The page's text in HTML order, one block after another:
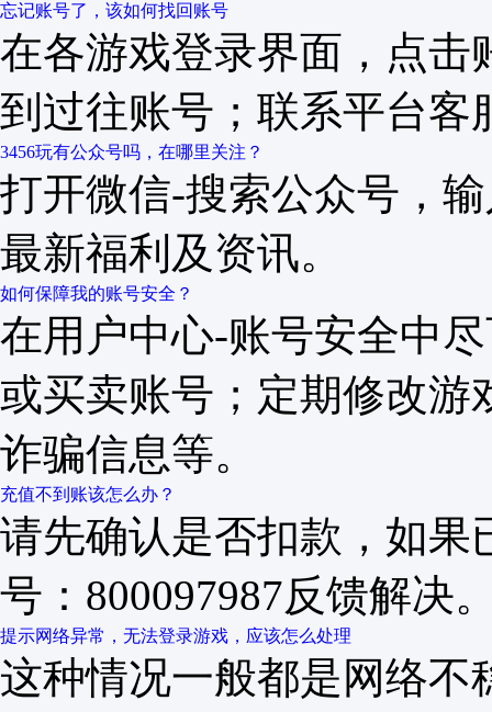
忘记账号了，该如何找回账号
在各游戏登录界面，点击
到过往账号；联系平台客
3456玩有公众号吗，在哪里关注？
打开微信-搜索公众号，
最新福利及资讯。
如何保障我的账号安全？
在用户中心-账号安全中
或买卖账号；定期修改游
诈骗信息等。
充值不到账该怎么办？
请先确认是否扣款，如果
号：800097987反馈解决
提示网络异常，无法登录游戏，应该怎么处理
这种情况一般都是网络不